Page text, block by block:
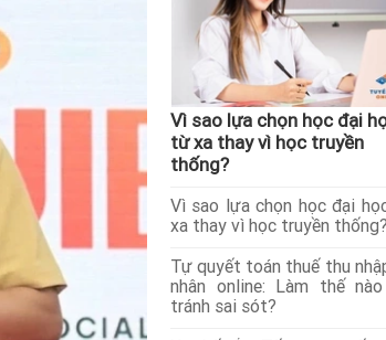
Vì sao lựa chọn học đại
từ xa thay vì học truyền
thống?
Vì sao lựa chọn học đại
xa thay vì học truyền thống?
Tự quyết toán thuế thu
nhân online: Làm thế
tránh sai sót?